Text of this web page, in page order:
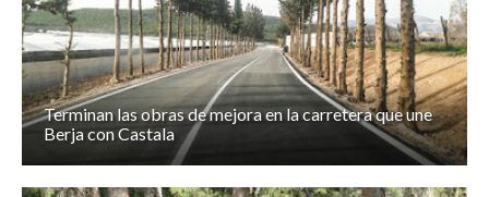
Terminan las obras de mejora en la carretera que une
Berja con Castala